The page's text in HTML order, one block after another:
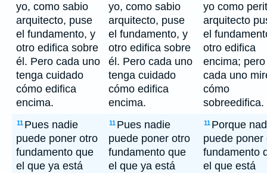
yo, como sabio
arquitecto, puse
el fundamento, y
otro edifica sobre
él. Pero cada uno
tenga cuidado
cómo edifica
encima.
yo, como sabio
arquitecto, puse
el fundamento, y
otro edifica sobre
él. Pero cada uno
tenga cuidado
cómo edifica
encima.
yo como
arquitecto
el
otro edifica
encima; pero
cada uno
cómo
sobreedifica.
11 Pues nadie
puede poner otro
fundamento que
el que ya está
11 Pues nadie
puede poner otro
fundamento que
el que ya está
11 Porque
puede poner
fundamento
el que está